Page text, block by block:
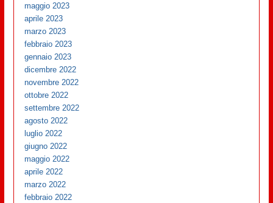
maggio 2023
aprile 2023
marzo 2023
febbraio 2023
gennaio 2023
dicembre 2022
novembre 2022
ottobre 2022
settembre 2022
agosto 2022
luglio 2022
giugno 2022
maggio 2022
aprile 2022
marzo 2022
febbraio 2022